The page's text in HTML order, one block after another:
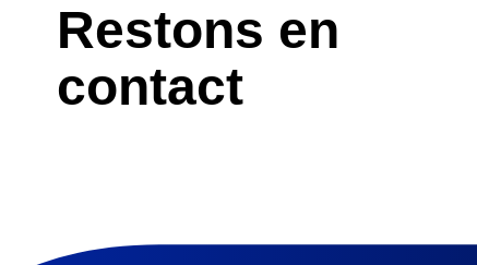
Restons en
contact